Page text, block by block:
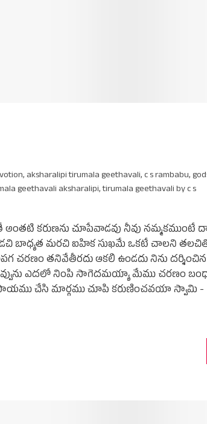
, aksharalipi tirumala geethavali,c s rambabu,
geethavali aksharalipi,tirumala geethavali by c s
కరుణను చూపేవాడవు నీవు నమ్మకముంటే
బాధ్యత మరచి ఐహిక సుఖమే ఒకటే చాలని
చరణం తనివేతీరదు ఆకలి ఉండదు నిను
ఎదలో నింపి సాగెదమయ్యా మేము చరణం
సాయము చేసి మార్గము చూపి కరుణించవయా స్వామి -